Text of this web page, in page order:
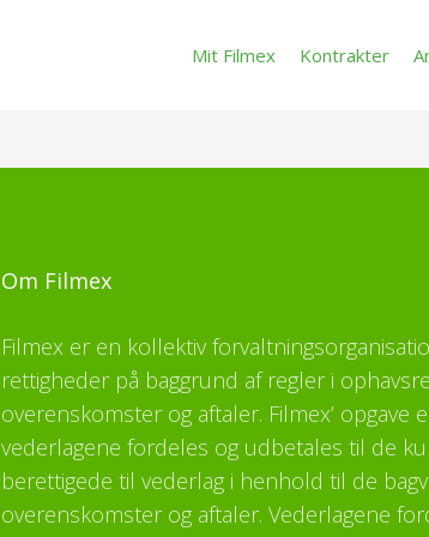
Mit Filmex Kontrakter
Om Filmex
Filmex er en kollektiv
rettigheder på baggrund af regler i
overenskomster og aftaler. Filmex’ opgave
vederlagene fordeles og udbetales til de
berettigede til vederlag i henhold til de
overenskomster og aftaler. Vederlagene